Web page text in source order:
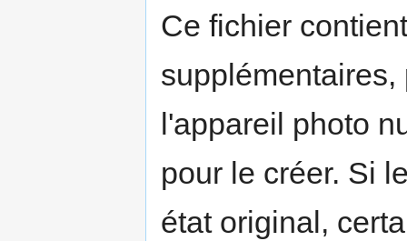
Ce fichier
l'appareil photo
pour le créer. Si
état original,